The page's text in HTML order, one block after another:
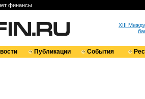
финансы
XIII
Публикации События